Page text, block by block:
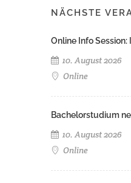
NÄCHSTE
Online Info
10. August 2026
Online
Bachelorstudium
10. August 2026
Online